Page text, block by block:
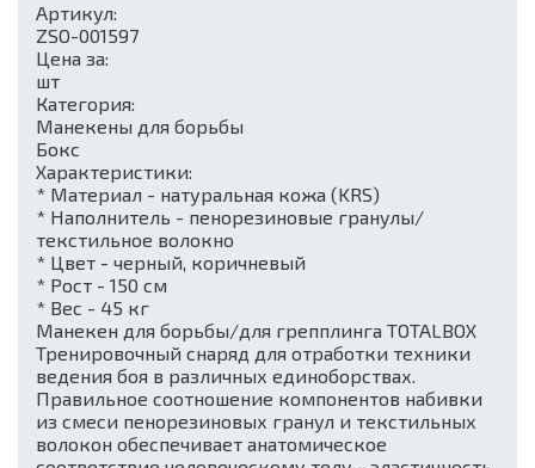
Артикул:
ZSO-001597
Цена за:
шт
Категория:
Манекены для борьбы
Бокс
Характеристики:
* Материал - натуральная кожа (KRS)
* Наполнитель - пенорезиновые гранулы/
текстильное волокно
* Цвет - черный, коричневый
* Рост - 150 см
* Вес - 45 кг
Манекен для борьбы/для грепплинга TOTALBOX
Тренировочный снаряд для отработки техники
ведения боя в различных единоборствах.
Правильное соотношение компонентов набивки
из смеси пенорезиновых гранул и текстильных
волокон обеспечивает анатомическое